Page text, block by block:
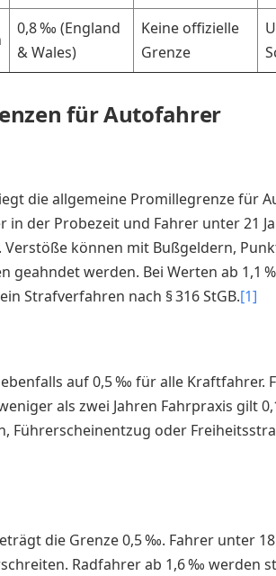
0,8 ‰ (England
& Wales)
Keine offizielle
Grenze
für Autofahrer
die allgemeine Promillegrenze für
in der Probezeit und Fahrer unter 21
Verstöße können mit Bußgeldern,
geahndet werden. Bei Werten ab 1,1
Strafverfahren nach § 316 StGB.[1]
auf 0,5 ‰ für alle Kraftfahrer.
als zwei Jahren Fahrpraxis gilt
Führerscheinentzug oder
die Grenze 0,5 ‰. Fahrer unter
Radfahrer ab 1,6 ‰ werden